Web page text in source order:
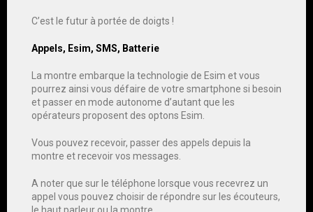
C’est le futur à portée de doigts !
Appels, Esim, SMS, Batterie
La montre embarque la technologie de Esim et vous
pourrez ainsi vous défaire de votre smartphone si besoin
et passer en mode autonome d’autant que les
opérateurs proposent des optons Esim.
Vous pouvez recevoir, passer des appels depuis la
montre et recevoir vos messages.
A noter que sur le téléphone lorsque vous recevrez un
appel vous pouvez choisir de répondre sur les écouteurs,